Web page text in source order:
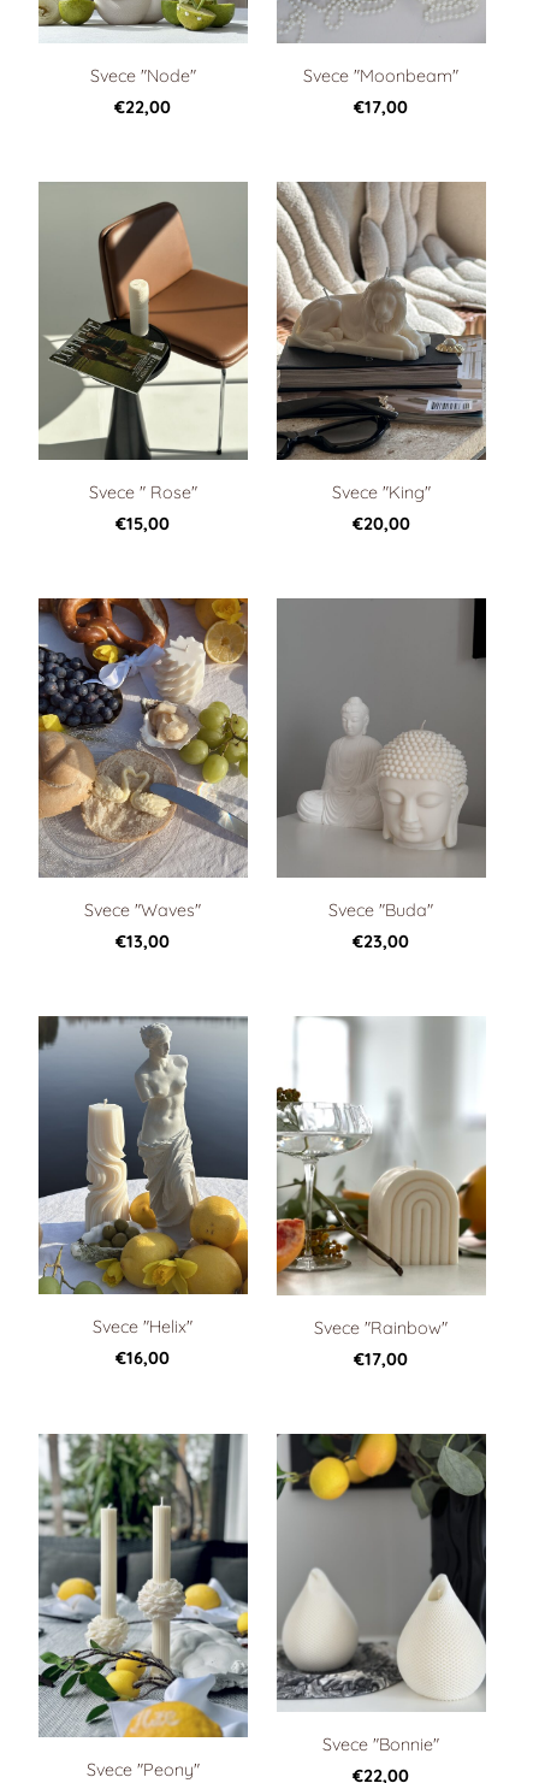
Svece "Node"
€22,00
Svece "Moonbeam"
€17,00
Svece " Rose"
€15,00
Svece "King"
€20,00
Svece "Waves"
€13,00
Svece "Buda"
€23,00
Svece "Helix"
€16,00
Svece "Rainbow"
€17,00
Svece "Peony"
Svece "Bonnie"
€22,00